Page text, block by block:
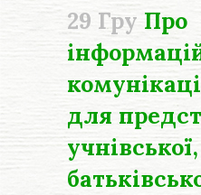
29 Гру Про
для
учнівської,